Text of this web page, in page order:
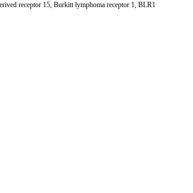
receptor 15, Burkitt lymphoma receptor 1, BLR1